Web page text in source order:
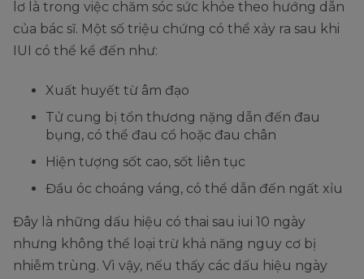
lơ là trong việc chăm sóc sức khỏe theo hướng dẫn
của bác sĩ. Một số triệu chứng có thể xảy ra sau khi
IUI có thể kể đến như:
Xuất huyết từ âm đạo
Tử cung bị tổn thương nặng dẫn đến đau
bụng, có thể đau cổ hoặc đau chân
Hiện tượng sốt cao, sốt liên tục
Đầu óc choáng váng, có thể dẫn đến ngất xỉu
Đây là những dấu hiệu có thai sau iui 10 ngày
nhưng không thể loại trừ khả năng nguy cơ bị
nhiễm trùng. Vì vậy, nếu thấy các dấu hiệu ngày